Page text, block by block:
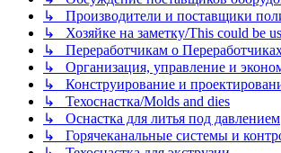
↳ Производители и поставщики
↳ Хозяйке на заметку/This could be
↳ Переработчикам о
↳ Организация, управление и
↳ Конструирование и
↳ Техоснастка/Molds and dies
↳ Оснастка для литья под давлением
↳ Горячеканальные системы и